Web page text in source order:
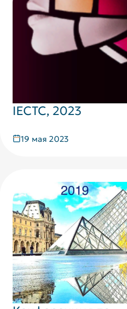
IECTC, 2023
19 мая 2023